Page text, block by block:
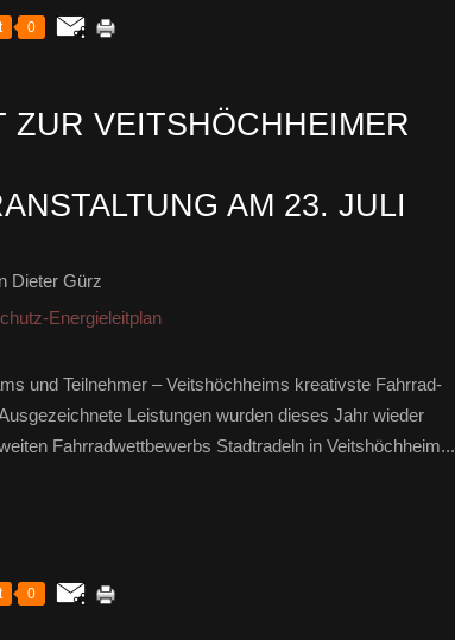
0
ZUR VEITSHÖCHHEIMER
AM 23. JULI
Dieter Gürz
Energieleitplan
und Teilnehmer – Veitshöchheims kreativste Fahrrad-
Leistungen wurden dieses Jahr wieder
Fahrradwettbewerbs Stadtradeln in Veitshöchheim...
0